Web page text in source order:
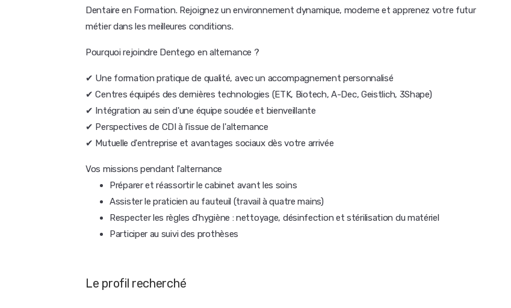
Dentaire en Formation. Rejoignez un environnement dynamique, moderne et apprenez votre futur
métier dans les meilleures conditions.
Pourquoi rejoindre Dentego en alternance ?
✔ Une formation pratique de qualité, avec un accompagnement personnalisé
✔ Centres équipés des dernières technologies (ETK, Biotech, A-Dec, Geistlich, 3Shape)
✔ Intégration au sein d'une équipe soudée et bienveillante
✔ Perspectives de CDI à l'issue de l'alternance
✔ Mutuelle d'entreprise et avantages sociaux dès votre arrivée
Vos missions pendant l'alternance
Préparer et réassortir le cabinet avant les soins
Assister le praticien au fauteuil (travail à quatre mains)
Respecter les règles d'hygiène : nettoyage, désinfection et stérilisation du matériel
Participer au suivi des prothèses
Le profil recherché